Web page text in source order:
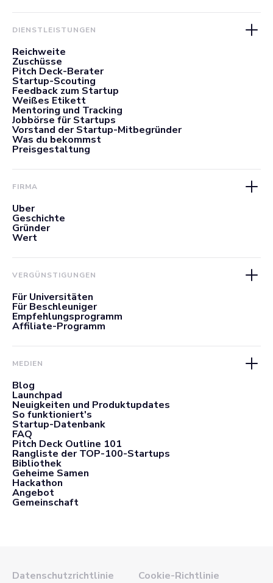
DIENSTLEISTUNGEN
Reichweite
Zuschüsse
Pitch Deck-Berater
Startup-Scouting
Feedback zum Startup
Weißes Etikett
Mentoring und Tracking
Jobbörse für Startups
Vorstand der Startup-Mitbegründer
Was du bekommst
Preisgestaltung
FIRMA
Über
Geschichte
Gründer
Wert
VERGÜNSTIGUNGEN
Für Universitäten
Für Beschleuniger
Empfehlungsprogramm
Affiliate-Programm
MEDIEN
Blog
Launchpad
Neuigkeiten und Produktupdates
So funktioniert's
Startup-Datenbank
FAQ
Pitch Deck Outline 101
Rangliste der TOP-100-Startups
Bibliothek
Geheime Samen
Hackathon
Angebot
Gemeinschaft
Datenschutzrichtlinie
Cookie-Richtlinie